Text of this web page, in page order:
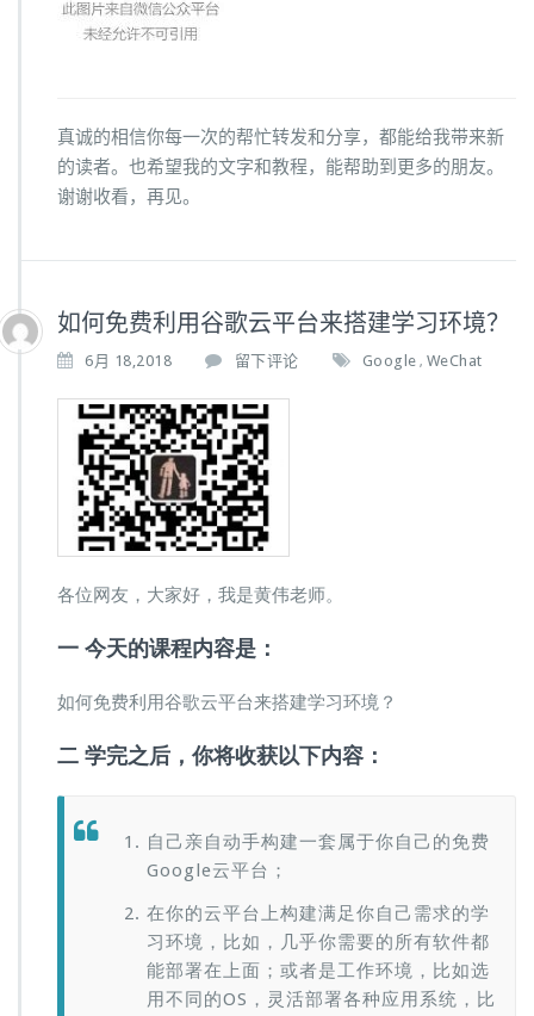
真诚的相信你每一次的帮忙转发和分享，都能给我带来新
的读者。也希望我的文字和教程，能帮助到更多的朋友。
谢谢收看，再见。
如何免费利用谷歌云平台来搭建学习环境？
6月 18,2018 留下评论 Google , WeChat
各位网友，大家好，我是黄伟老师。
一 今天的课程内容是：
如何免费利用谷歌云平台来搭建学习环境？
二 学完之后，你将收获以下内容：
自己亲自动手构建一套属于你自己的免费
Google云平台；
在你的云平台上构建满足你自己需求的学
习环境，比如，几乎你需要的所有软件都
能部署在上面；或者是工作环境，比如选
用不同的OS ，灵活部署各种应用系统，比